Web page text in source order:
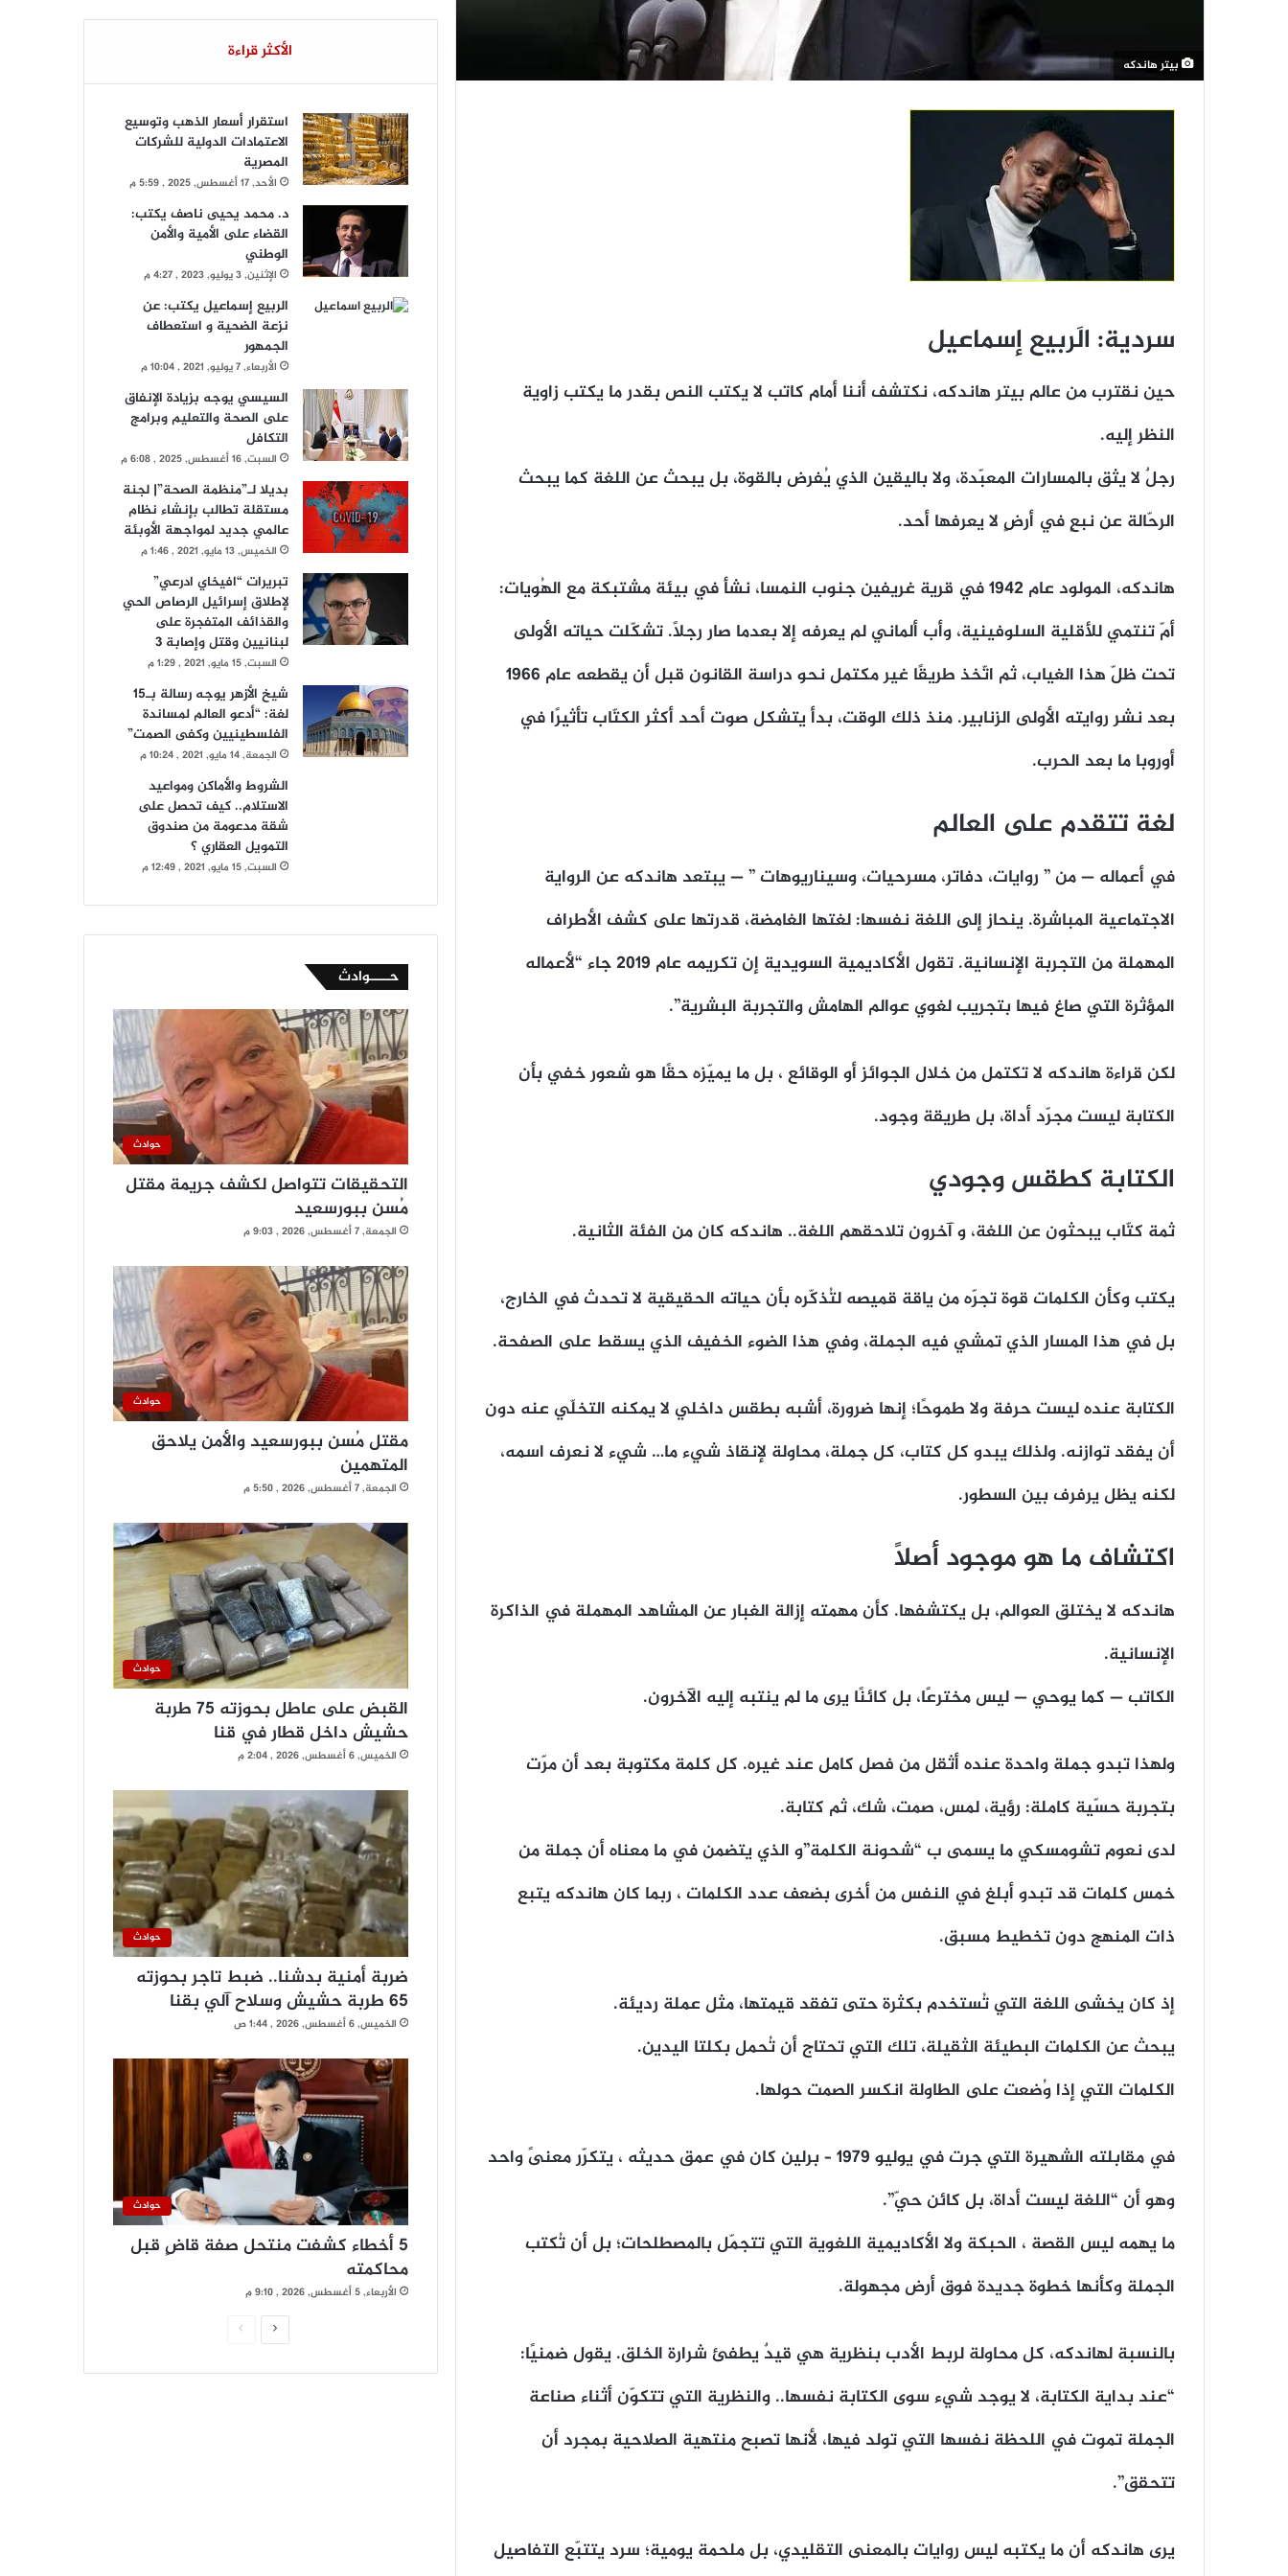
بيتر هاندكه
سردية: الَربيع إسماعيل
حين نقترب من عالم بيتر هاندكه، نكتشف أننا أمام كاتب لا يكتب النص بقدر ما يكتب زاوية
النظر إليه.
رجلٌ لا يثق بالمسارات المعبّدة، ولا باليقين الذي يُفرض بالقوة، بل يبحث عن اللغة كما يبحث
الرحّالة عن نبعٍ في أرضٍ لا يعرفها أحد.
هاندكه، المولود عام 1942 في قرية غريفين جنوب النمسا، نشأ في بيئة مشتبكة مع الهُويات:
أمّ تنتمي للأقلية السلوفينية، وأب ألماني لم يعرفه إلا بعدما صار رجلاً. تشكّلت حياته الأولى
تحت ظلّ هذا الغياب، ثم اتّخذ طريقًا غير مكتمل نحو دراسة القانون قبل أن يقطعه عام 1966
بعد نشر روايته الأولى الزنابير. منذ ذلك الوقت، بدأ يتشكل صوت أحد أكثر الكتّاب تأثيرًا في
أوروبا ما بعد الحرب.
لغة تتقدم على العالم
في أعماله — من ” روايات، دفاتر، مسرحيات، وسيناريوهات ” — يبتعد هاندكه عن الرواية
الاجتماعية المباشرة. ينحاز إلى اللغة نفسها: لغتها الغامضة، قدرتها على كشف الأطراف
المهملة من التجربة الإنسانية. تقول الأكاديمية السويدية إن تكريمه عام 2019 جاء “لأعماله
المؤثرة التي صاغ فيها بتجريب لغوي عوالم الهامش والتجربة البشرية”.
لكن قراءة هاندكه لا تكتمل من خلال الجوائز أو الوقائع ، بل ما يميّزه حقًا هو شعور خفي بأن
الكتابة ليست مجرّد أداة، بل طريقة وجود.
الكتابة كطقس وجودي
ثمة كتّاب يبحثون عن اللغة، و آخرون تلاحقهم اللغة.. هاندكه كان من الفئة الثانية.
يكتب وكأن الكلمات قوة تجرّه من ياقة قميصه لتُذكّره بأن حياته الحقيقية لا تحدث في الخارج،
بل في هذا المسار الذي تمشي فيه الجملة، وفي هذا الضوء الخفيف الذي يسقط على الصفحة.
الكتابة عنده ليست حرفة ولا طموحًا؛ إنها ضرورة، أشبه بطقس داخلي لا يمكنه التخلّي عنه دون
أن يفقد توازنه. ولذلك يبدو كل كتاب، كل جملة، محاولة لإنقاذ شيء ما… شيء لا نعرف اسمه،
لكنه يظل يرفرف بين السطور.
اكتشاف ما هو موجود أصلًا
هاندكه لا يختلق العوالم، بل يكتشفها. كأن مهمته إزالة الغبار عن المشاهد المهملة في الذاكرة
الإنسانية.
الكاتب — كما يوحي — ليس مخترعًا، بل كائنًا يرى ما لم ينتبه إليه الآخرون.
ولهذا تبدو جملة واحدة عنده أثقل من فصل كامل عند غيره. كل كلمة مكتوبة بعد أن مرّت
بتجربة حسّية كاملة: رؤية، لمس، صمت، شك، ثم كتابة.
لدى نعوم تشومسكي ما يسمى ب “شحونة الكلمة”و الذي يتضمن في ما معناه أن جملة من
خمس كلمات قد تبدو أبلغ في النفس من أخرى بضعف عدد الكلمات ، ربما كان هاندكه يتبع
ذات المنهج دون تخطيط مسبق.
إذ كان يخشى اللغة التي تُستخدم بكثرة حتى تفقد قيمتها، مثل عملة رديئة.
يبحث عن الكلمات البطيئة الثقيلة، تلك التي تحتاج أن تُحمل بكلتا اليدين.
الكلمات التي إذا وُضعت على الطاولة انكسر الصمت حولها.
في مقابلته الشهيرة التي جرت في يوليو ١٩٧٩ – برلين كان في عمق حديثه ، يتكرّر معنىً واحد
وهو أن “اللغة ليست أداة، بل كائن حيّ”.
ما يهمه ليس القصة ، الحبكة ولا الأكاديمية اللغوية التي تتجمّل بالمصطلحات؛ بل أن تُكتب
الجملة وكأنها خطوة جديدة فوق أرض مجهولة.
بالنسبة لهاندكه، كل محاولة لربط الأدب بنظرية هي قيدٌ يطفئ شرارة الخلق. يقول ضمنيًا:
“عند بداية الكتابة، لا يوجد شيء سوى الكتابة نفسها.. والنظرية التي تتكوّن أثناء صناعة
الجملة تموت في اللحظة نفسها التي تولد فيها، لأنها تصبح منتهية الصلاحية بمجرد أن
تتحقق”.
يرى هاندكه أن ما يكتبه ليس روايات بالمعنى التقليدي، بل ملحمة يومية؛ سرد يتتبّع التفاصيل
الأكثر قراءة
استقرار أسعار الذهب وتوسيع
الاعتمادات الدولية للشركات
المصرية
الأحد, 17 أغسطس, 2025 , 5:59 م
د. محمد يحيى ناصف يكتب:
القضاء على الأمية والأمن
الوطني
الإثنين, 3 يوليو, 2023 , 4:27 م
الربيع إسماعيل يكتب: عن
نزعة الضحية و استعطاف
الجمهور
الأربعاء, 7 يوليو, 2021 , 10:04 م
السيسي يوجه بزيادة الإنفاق
على الصحة والتعليم وبرامج
التكافل
السبت, 16 أغسطس, 2025 , 6:08 م
بديلا لـ”منظمة الصحة”| لجنة
مستقلة تطالب بإنشاء نظام
عالمي جديد لمواجهة الأوبئة
الخميس, 13 مايو, 2021 , 1:46 م
تبريرات “افيخاي ادرعي”
لإطلاق إسرائيل الرصاص الحي
والقذائف المتفجرة على
لبنانيين وقتل وإصابة 3
السبت, 15 مايو, 2021 , 1:29 م
شيخ الأزهر يوجه رسالة بـ15
لغة: “أدعو العالم لمساندة
الفلسطينيين وكفى الصمت”
الجمعة, 14 مايو, 2021 , 10:24 م
الشروط والأماكن ومواعيد
الاستلام.. كيف تحصل على
شقة مدعومة من صندوق
التمويل العقاري ؟
السبت, 15 مايو, 2021 , 12:49 م
حــــوادث
حوادث
التحقيقات تتواصل لكشف جريمة مقتل
مُسن ببورسعيد
الجمعة, 7 أغسطس, 2026 , 9:03 م
حوادث
مقتل مُسن ببورسعيد والأمن يلاحق
المتهمين
الجمعة, 7 أغسطس, 2026 , 5:50 م
حوادث
القبض على عاطل بحوزته 75 طربة
حشيش داخل قطار في قنا
الخميس, 6 أغسطس, 2026 , 2:04 م
حوادث
ضربة أمنية بدشنا.. ضبط تاجر بحوزته
65 طربة حشيش وسلاح آلي بقنا
الخميس, 6 أغسطس, 2026 , 1:44 ص
حوادث
5 أخطاء كشفت منتحل صفة قاضٍ قبل
محاكمته
الأربعاء, 5 أغسطس, 2026 , 9:10 م
ا